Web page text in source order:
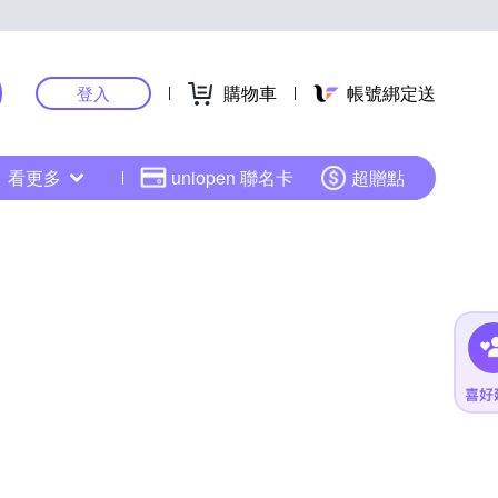
登入 購物車 帳號綁定送
看更多 uniopen 聯名卡 超贈點